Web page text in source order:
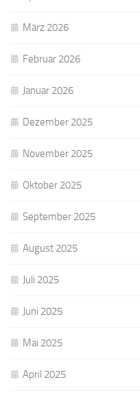
März 2026
Februar 2026
Januar 2026
Dezember 2025
November 2025
Oktober 2025
September 2025
August 2025
Juli 2025
Juni 2025
Mai 2025
April 2025